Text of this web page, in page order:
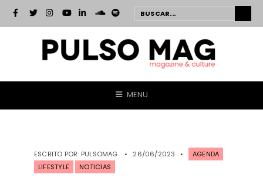
MENU
ESCRITO POR: PULSOMAG • 26/06/2023 •
AGENDA
LIFESTYLE
NOTICIAS